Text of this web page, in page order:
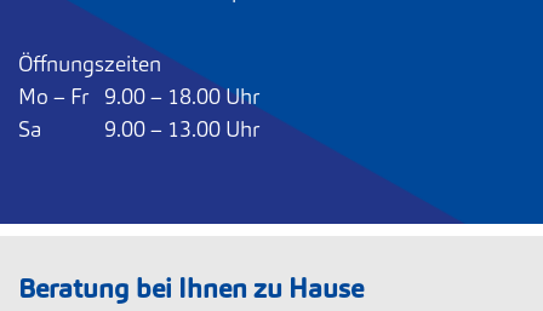
Öffnungszeiten
Mo – Fr 9.00 – 18.00 Uhr
Sa 9.00 – 13.00 Uhr
Beratung bei Ihnen zu Hause